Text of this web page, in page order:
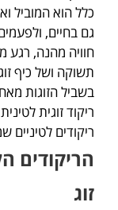
כלל הוא המוביל
גם בחיים,
חוויה מהנה, רגע
תשוקה ושל כיף
בשביל הזוגות
ריקוד זוגית
ריקודים
הריקודים
זוג